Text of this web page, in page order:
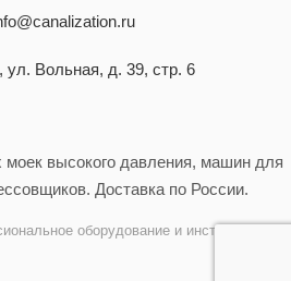
ул. Вольная, д. 39, стр. 6
высокого давления, машин для
Доставка по России.
оборудование и инструменты